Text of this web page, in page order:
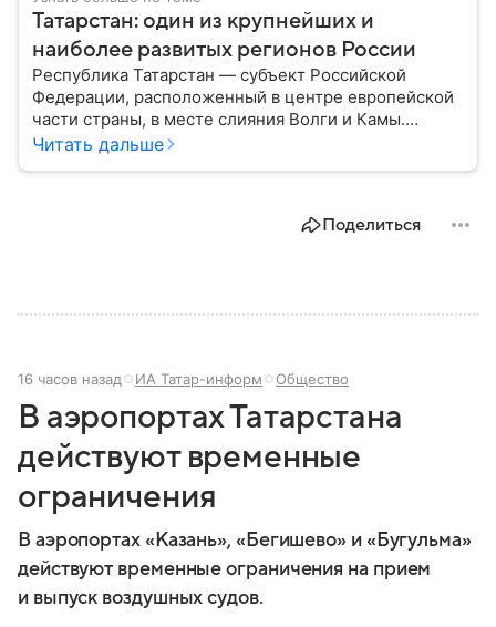
Татарстан: один из крупнейших и
наиболее развитых регионов России
Республика Татарстан — субъект Российской
Федерации, расположенный в центре европейской
части страны, в месте слияния Волги и Камы.
Регион считается одним из ведущих
наследием, многонациональным населением и
Читать дальше
Поделиться
16 часов назад ИА Татар-информ Общество
В аэропортах Татарстана
действуют временные
ограничения
В аэропортах «Казань», «Бегишево» и «Бугульма»
действуют временные ограничения на прием
и выпуск воздушных судов.